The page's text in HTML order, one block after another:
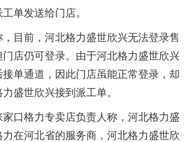
单发送给门店。
目前，河北格力盛世欣兴无法登录售
门店仍可登录。由于河北格力盛世欣兴
单通道，因此门店虽能正常登录，却
盛世欣兴接到派工单。
口格力专卖店负责人称，河北格力盛
在河北省的服务商，河北格力盛世欣